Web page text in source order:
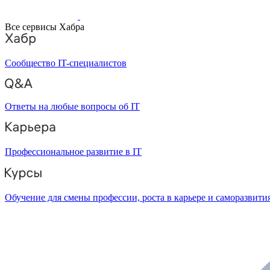
Все сервисы Хабра
Сообщество IT-специалистов
Ответы на любые вопросы об IT
Профессиональное развитие в IT
Обучение для смены профессии, роста в карьере и